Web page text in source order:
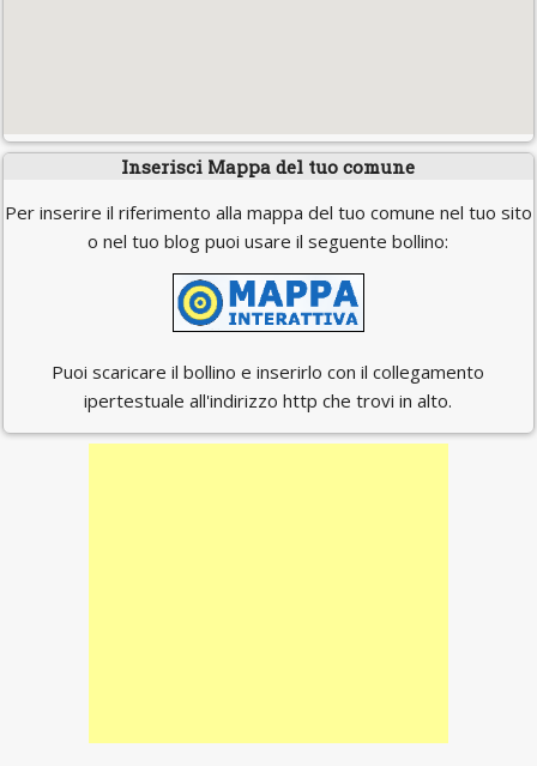
Inserisci Mappa del tuo comune
Per inserire il riferimento alla mappa del tuo comune nel tuo sito
o nel tuo blog puoi usare il seguente bollino:
Puoi scaricare il bollino e inserirlo con il collegamento
ipertestuale all'indirizzo http che trovi in alto.